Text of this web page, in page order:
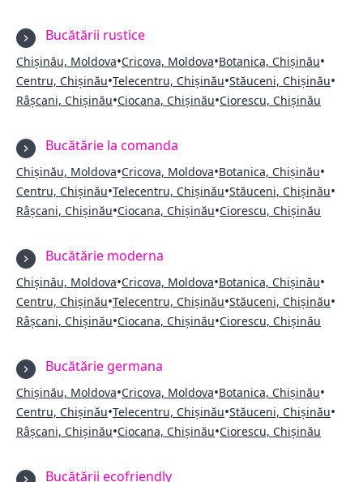
Bucătării rustice
Chișinău, Moldova•Cricova, Moldova•Botanica, Chișinău•
Centru, Chișinău•Telecentru, Chișinău•Stăuceni, Chișinău•
Râșcani, Chișinău•Ciocana, Chișinău•Ciorescu, Chișinău
Bucătărie la comanda
Chișinău, Moldova•Cricova, Moldova•Botanica, Chișinău•
Centru, Chișinău•Telecentru, Chișinău•Stăuceni, Chișinău•
Râșcani, Chișinău•Ciocana, Chișinău•Ciorescu, Chișinău
Bucătărie moderna
Chișinău, Moldova•Cricova, Moldova•Botanica, Chișinău•
Centru, Chișinău•Telecentru, Chișinău•Stăuceni, Chișinău•
Râșcani, Chișinău•Ciocana, Chișinău•Ciorescu, Chișinău
Bucătărie germana
Chișinău, Moldova•Cricova, Moldova•Botanica, Chișinău•
Centru, Chișinău•Telecentru, Chișinău•Stăuceni, Chișinău•
Râșcani, Chișinău•Ciocana, Chișinău•Ciorescu, Chișinău
Bucătării ecofriendly